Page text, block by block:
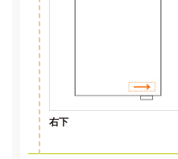
右下